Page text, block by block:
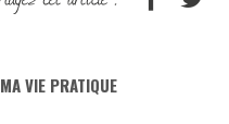
MA VIE PRATIQUE